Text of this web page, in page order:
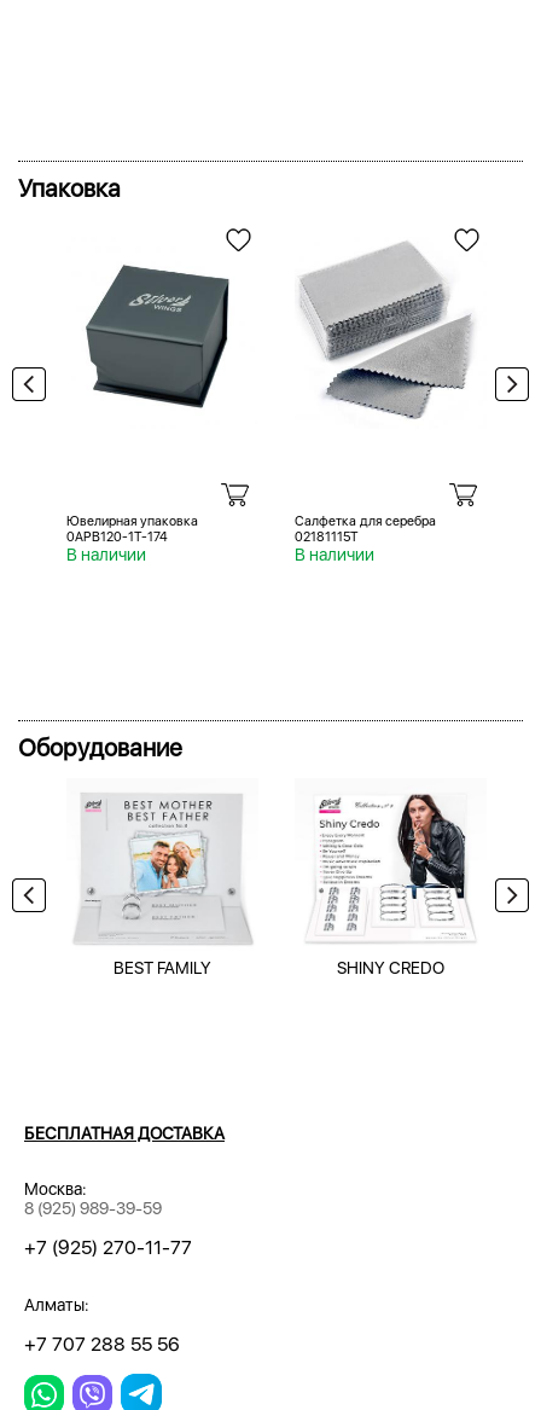
Упаковка
Ювелирная упаковка
0APB120-1T-174
В наличии
Салфетка для серебра
02181115T
В наличии
Оборудование
BEST FAMILY SHINY CREDO
БЕСПЛАТНАЯ ДОСТАВКА
Москва:
8 (925) 989-39-59
+7 (925) 270-11-77
Алматы:
+7 707 288 55 56